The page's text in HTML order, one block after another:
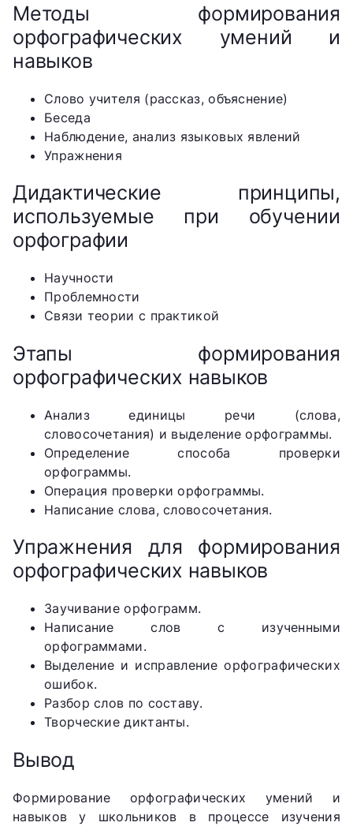
Методы формирования
орфографических умений и
навыков
Слово учителя (рассказ, объяснение)
Беседа
Наблюдение, анализ языковых явлений
Упражнения
Дидактические принципы,
используемые при обучении
орфографии
Научности
Проблемности
Связи теории с практикой
Этапы формирования
орфографических навыков
Анализ единицы речи (слова,
словосочетания) и выделение орфограммы.
Определение способа проверки
орфограммы.
Операция проверки орфограммы.
Написание слова, словосочетания.
Упражнения для формирования
орфографических навыков
Заучивание орфограмм.
Написание слов с изученными
орфограммами.
Выделение и исправление орфографических
ошибок.
Разбор слов по составу.
Творческие диктанты.
Вывод
Формирование орфографических умений и
навыков у школьников в процессе изучения